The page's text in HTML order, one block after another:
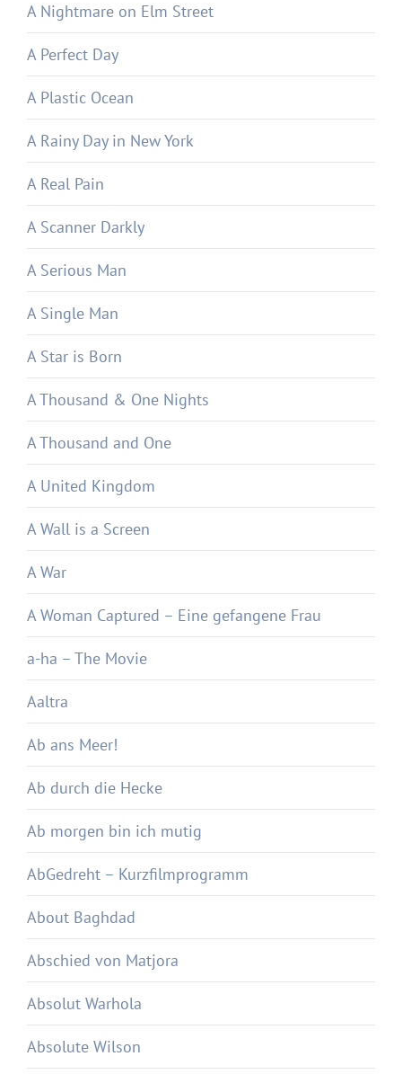
A Nightmare on Elm Street
A Perfect Day
A Plastic Ocean
A Rainy Day in New York
A Real Pain
A Scanner Darkly
A Serious Man
A Single Man
A Star is Born
A Thousand & One Nights
A Thousand and One
A United Kingdom
A Wall is a Screen
A War
A Woman Captured – Eine gefangene Frau
a-ha – The Movie
Aaltra
Ab ans Meer!
Ab durch die Hecke
Ab morgen bin ich mutig
AbGedreht – Kurzfilmprogramm
About Baghdad
Abschied von Matjora
Absolut Warhola
Absolute Wilson